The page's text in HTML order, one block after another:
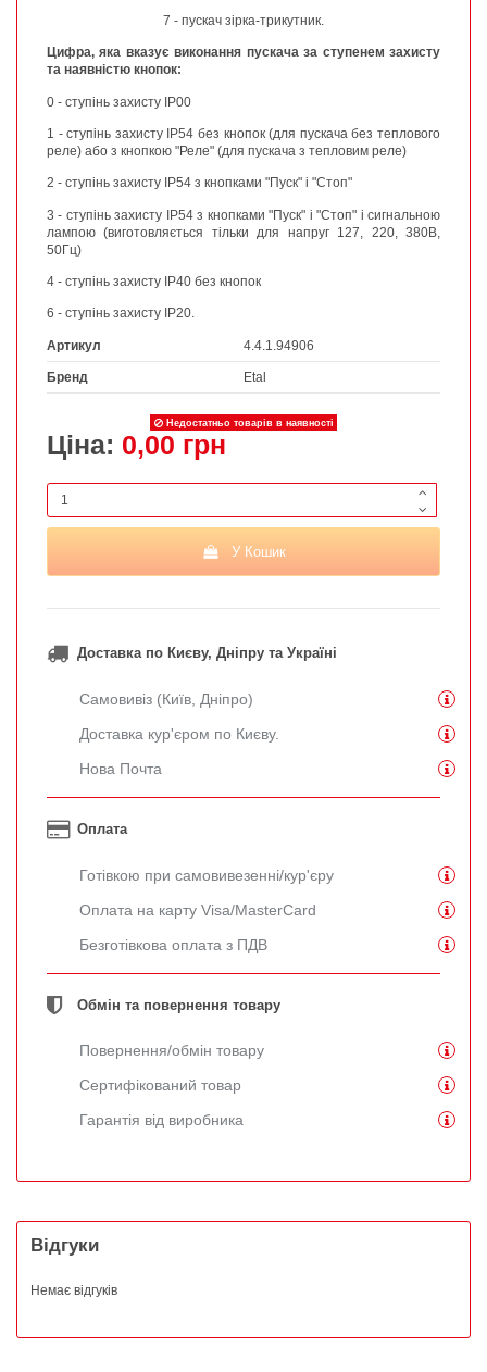
7 - пускач зірка-трикутник.
Цифра, яка вказує виконання пускача за ступенем захисту
та наявністю кнопок:
0 - ступінь захисту IP00
1 - ступінь захисту IP54 без кнопок (для пускача без теплового
реле) або з кнопкою "Реле" (для пускача з тепловим реле)
2 - ступінь захисту IP54 з кнопками "Пуск" і "Стоп"
3 - ступінь захисту IP54 з кнопками "Пуск" і "Стоп" і сигнальною
лампою (виготовляється тільки для напруг 127, 220, 380В,
50Гц)
4 - ступінь захисту IP40 без кнопок
6 - ступінь захисту IP20.
Артикул 4.4.1.94906
Бренд Etal
Недостатньо товарів в наявності
Ціна: 0,00 грн
У Кошик
Доставка по Києву, Дніпру та Україні
Самовивіз (Київ, Дніпро)
Доставка кур'єром по Києву.
Нова Почта
Оплата
Готівкою при самовивезенні/кур'єру
Оплата на карту Visa/MasterCard
Безготівкова оплата з ПДВ
Обмін та повернення товару
Повернення/обмін товару
Сертифікований товар
Гарантія від виробника
Відгуки
Немає відгуків